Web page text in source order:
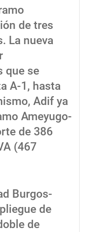
de tres
La nueva
que se
A-1, hasta
Adif ya
Ameyugo-
de 386
(467
Burgos-
de
de